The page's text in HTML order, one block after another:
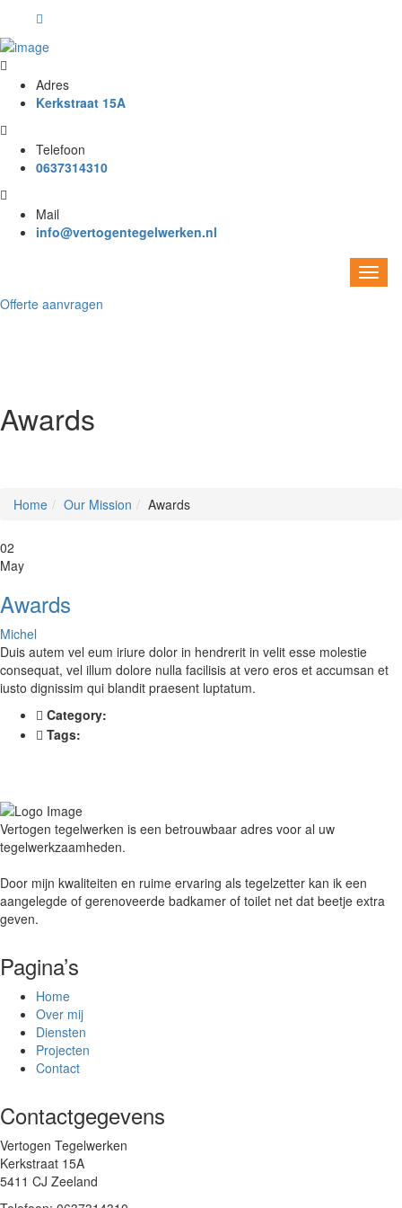
Adres
Kerkstraat 15A
Telefoon
0637314310
Mail
info@vertogentegelwerken.nl
Offerte aanvragen
Awards
Home Our Mission Awards
02
May
Awards
Michel
Duis autem vel eum iriure dolor in hendrerit in velit esse molestie
consequat, vel illum dolore nulla facilisis at vero eros et accumsan et
iusto dignissim qui blandit praesent luptatum.
Category:
Tags:
Vertogen tegelwerken is een betrouwbaar adres voor al uw
tegelwerkzaamheden.
Door mijn kwaliteiten en ruime ervaring als tegelzetter kan ik een
aangelegde of gerenoveerde badkamer of toilet net dat beetje extra
geven.
Pagina’s
Home
Over mij
Diensten
Projecten
Contact
Contactgegevens
Vertogen Tegelwerken
Kerkstraat 15A
5411 CJ Zeeland